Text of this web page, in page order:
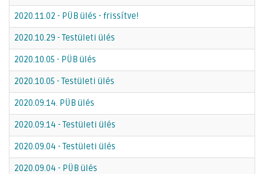
2020.11.02 - PÜB ülés - frissítve!
2020.10.29 - Testületi ülés
2020.10.05 - PÜB ülés
2020.10.05 - Testületi ülés
2020.09.14. PÜB ülés
2020.09.14 - Testületi ülés
2020.09.04 - Testületi ülés
2020.09.04 - PÜB ülés